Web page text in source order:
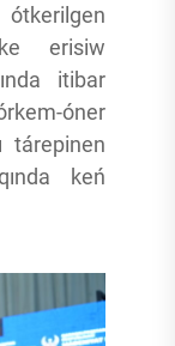
erisiw
itibar
óner
tárepinen
keń